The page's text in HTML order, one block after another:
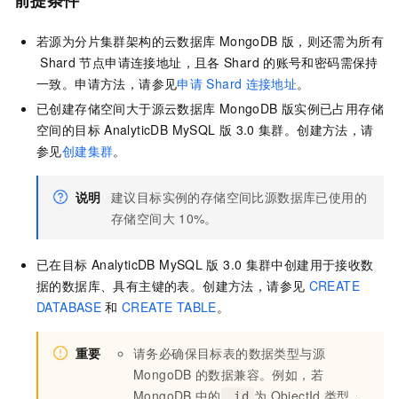
若源为分片集群架构的云数据库 MongoDB 版 ，则还需为所有
Shard 节点申请连接地址，且各 Shard 的账号和密码需保持
一致。申请方法，请参见申请 Shard 连接地址。
已创建存储空间大于源云数据库 MongoDB 版实例已占用存储
空间的目标 AnalyticDB MySQL 版 3.0 集群。创建方法，请
参见创建集群。
说明 建议目标实例的存储空间比源数据库已使用的
存储空间大 10%。
已在目标 AnalyticDB MySQL 版 3.0 集群中创建用于接收数
据的数据库、具有主键的表。创建方法，请参见 CREATE
DATABASE 和 CREATE TABLE。
重要
请务必确保目标表的数据类型与源
MongoDB 的数据兼容。例如，若